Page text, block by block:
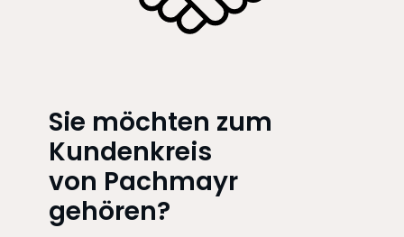
Sie möchten zum
Kundenkreis
von Pachmayr
gehören?